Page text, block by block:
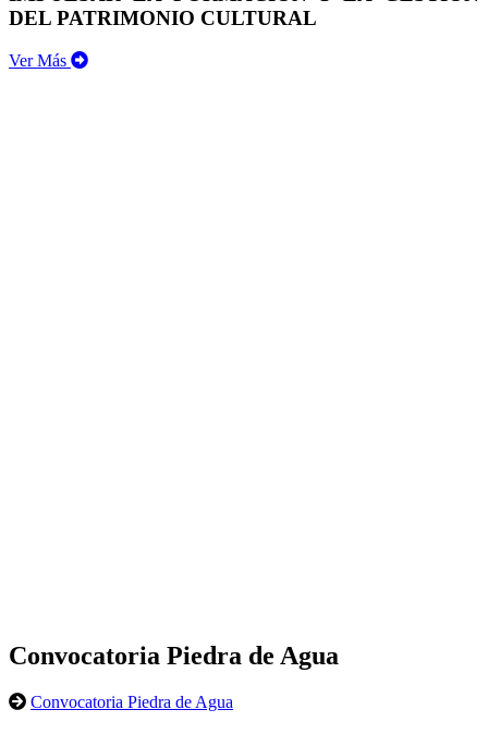
DEL PATRIMONIO CULTURAL
Ver Más
Convocatoria Piedra de Agua
Convocatoria Piedra de Agua